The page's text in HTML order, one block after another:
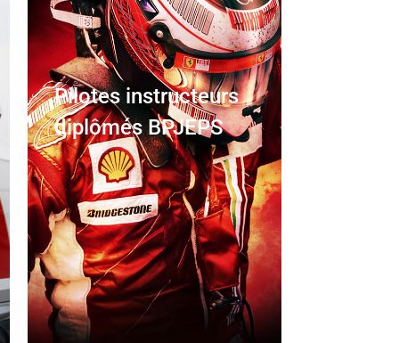
Pilotes instructeurs
diplômés BPJEPS